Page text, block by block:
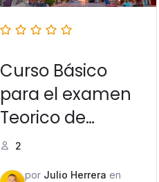
Curso Básico
para el examen
Teorico de
manejo en
California
2
por Julio Herrera en